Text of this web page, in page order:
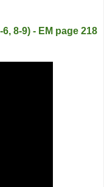
8-9) - EM page 218